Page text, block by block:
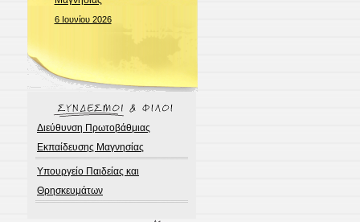
6 Ιουνίου 2026
Διεύθυνση Πρωτοβάθμιας
Εκπαίδευσης Μαγνησίας
Υπουργείο Παιδείας και
Θρησκευμάτων